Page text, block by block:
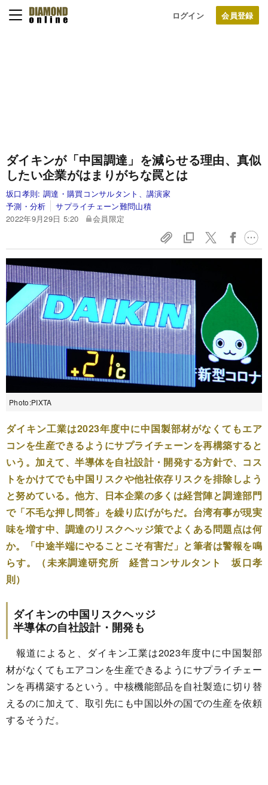
ログイン
ダイキンが「中国調達」を減らせる理由、真似
したい企業がはまりがちな罠とは
坂口孝則: 調達・購買コンサルタント、講演家
予測・分析
サプライチェーン難問山積
2022年9月29日 5:20
会員限定
Photo:PIXTA
ダイキン工業は2023年度中に中国製部材がなくてもエア
コンを生産できるようにサプライチェーンを再構築すると
いう。加えて、半導体を自社設計・開発する方針で、コス
トをかけてでも中国リスクや他社依存リスクを排除しよう
と努めている。他方、日本企業の多くは経営陣と調達部門
で「不毛な押し問答」を繰り広げがちだ。台湾有事が現実
味を増す中、調達のリスクヘッジ策でよくある問題点は何
か。「中途半端にやることこそ有害だ」と筆者は警報を鳴
らす。（未来調達研究所 経営コンサルタント 坂口孝
則）
ダイキンの中国リスクヘッジ
半導体の自社設計・開発も
報道によると、ダイキン工業は2023年度中に中国製部
材がなくてもエアコンを生産できるようにサプライチェー
ンを再構築するという。中核機能部品を自社製造に切り替
えるのに加えて、取引先にも中国以外の国での生産を依頼
するそうだ。